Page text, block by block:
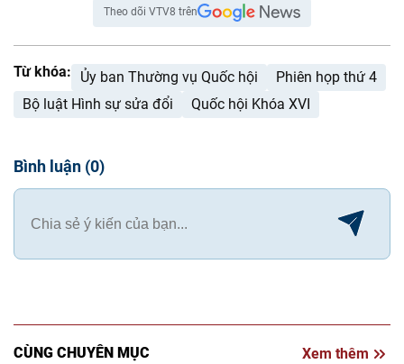
Theo dõi VTV8 trên
Từ khóa: Ủy ban Thường vụ Quốc hội
Phiên họp thứ 4
Bộ luật Hình sự sửa đổi
Quốc hội Khóa XVI
Bình luận (0)
CÙNG CHUYÊN MỤC Xem thêm